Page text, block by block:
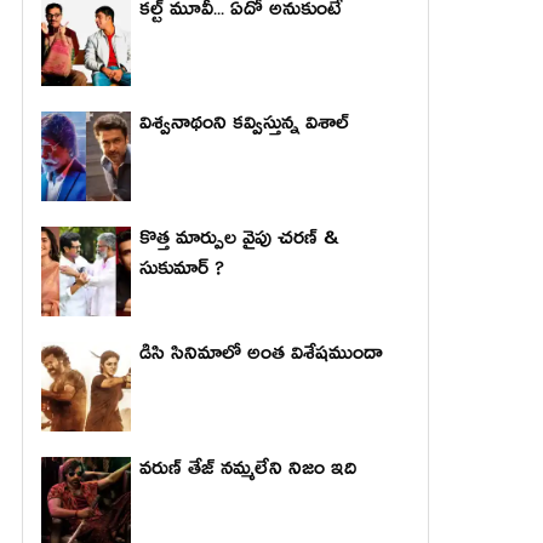
కల్ట్ మూవీ... ఏదో అనుకుంటే
విశ్వనాథంని కవ్విస్తున్న విశాల్
కొత్త మార్పుల వైపు చరణ్ &
సుకుమార్ ?
డిసి సినిమాలో అంత విశేషముందా
వరుణ్ తేజ్ నమ్మలేని నిజం ఇది